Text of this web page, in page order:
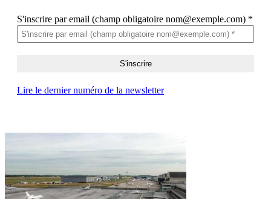
S'inscrire par email (champ obligatoire nom@exemple.com) *
Lire le dernier numéro de la newsletter